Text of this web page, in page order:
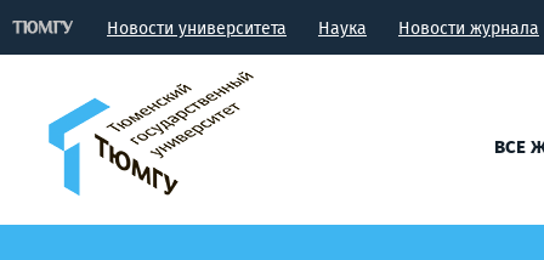
Новости университета Наука Новости журнала
ВСЕ